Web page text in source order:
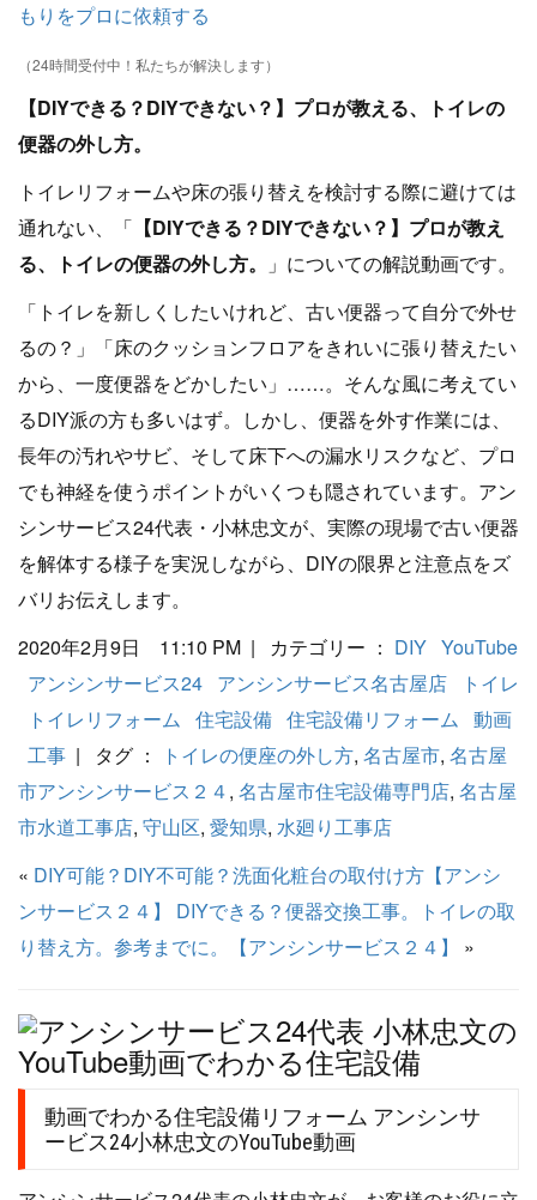
もりをプロに依頼する
（24時間受付中！私たちが解決します）
【DIYできる？DIYできない？】プロが教える、トイレの
便器の外し方。
トイレリフォームや床の張り替えを検討する際に避けては
通れない、「 【DIYできる？DIYできない？】プロが教え
る、トイレの便器の外し方。
」についての解説動画です。
「トイレを新しくしたいけれど、古い便器って自分で外せ
るの？」「床のクッションフロアをきれいに張り替えたい
から、一度便器をどかしたい」……。そんな風に考えてい
るDIY派の方も多いはず。しかし、便器を外す作業には、
長年の汚れやサビ、そして床下への漏水リスクなど、プロ
でも神経を使うポイントがいくつも隠されています。アン
シンサービス24代表・小林忠文が、実際の現場で古い便器
を解体する様子を実況しながら、DIYの限界と注意点をズ
バリお伝えします。
2020年2月9日 11:10 PM | カテゴリー ： DIY YouTube
アンシンサービス24 アンシンサービス名古屋店
トイレ
トイレリフォーム 住宅設備 住宅設備リフォーム 動画
工事 | タグ ： トイレの便座の外し方, 名古屋市, 名古屋
市アンシンサービス２４, 名古屋市住宅設備専門店, 名古屋
市水道工事店, 守山区, 愛知県, 水廻り工事店
« DIY可能？DIY不可能？洗面化粧台の取付け方【アンシ
ンサービス２４】
DIYできる？便器交換工事。トイレの取
り替え方。参考までに。【アンシンサービス２４】
»
動画でわかる住宅設備リフォーム アンシンサ
ービス24小林忠文のYouTube動画